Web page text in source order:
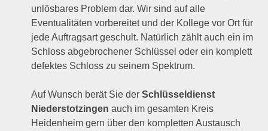
unlösbares Problem dar. Wir sind auf alle
Eventualitäten vorbereitet und der Kollege vor Ort für
jede Auftragsart geschult. Natürlich zählt auch ein im
Schloss abgebrochener Schlüssel oder ein komplett
defektes Schloss zu seinem Spektrum.
Auf Wunsch berät Sie derSchlüsseldienst
Niederstotzingen auch im gesamten Kreis
Heidenheim gern über den kompletten Austausch